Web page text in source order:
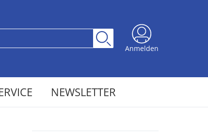
Anmelden
NEWSLETTER